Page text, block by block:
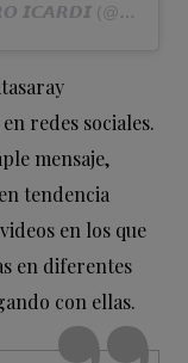
Una publicación compartida por 𝙈𝘼𝙐𝙍𝙊 𝙄𝘾𝘼𝙍𝘿𝙄 (@mauroicardi)
redes sociales.
mensaje,
tendencia
en los que
en diferentes
con ellas.